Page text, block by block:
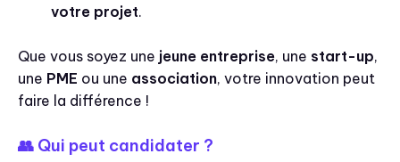
votre projet.
Que vous soyez une jeune entreprise, une start-up,
une PME ou une association, votre innovation peut
faire la différence !
👥 Qui peut candidater ?